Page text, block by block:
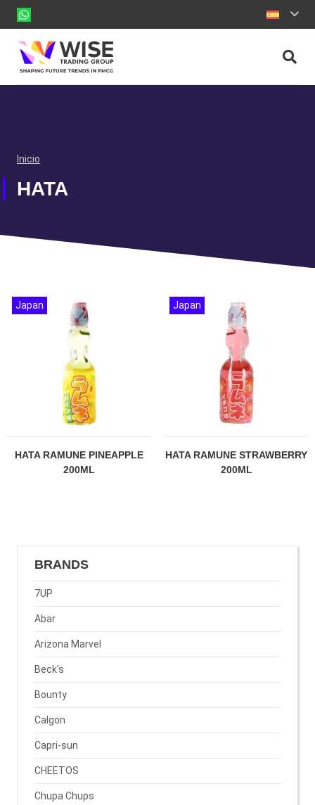
Inicio
HATA
BRANDS
7UP
Abar
Arizona Marvel
Beck's
Bounty
Calgon
Capri-sun
CHEETOS
Chupa Chups
HATA RAMUNE PINEAPPLE
200ML
Japan
HATA RAMUNE STRAWBERRY
200ML
Japan